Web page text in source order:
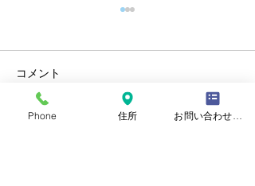
夏季休診のお知らせ
コメント
Phone 住所